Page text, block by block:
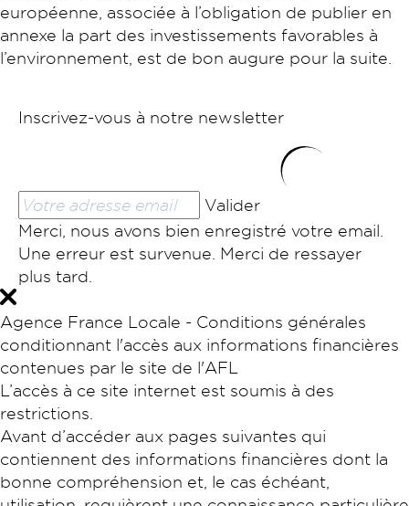
européenne, associée à l’obligation de publier en
annexe la part des investissements favorables à
l’environnement, est de bon augure pour la suite.
Inscrivez-vous à notre newsletter
Valider
Merci, nous avons bien enregistré votre email.
Une erreur est survenue. Merci de ressayer
plus tard.
Agence France Locale - Conditions générales
conditionnant l'accès aux informations financières
contenues par le site de l'AFL
L’accès à ce site internet est soumis à des
restrictions.
Avant d’accéder aux pages suivantes qui
contiennent des informations financières dont la
bonne compréhension et, le cas échéant,